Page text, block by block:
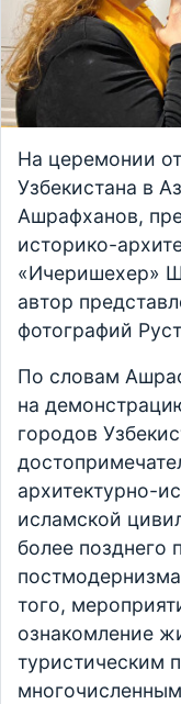
На церемонии
Узбекистана в
Ашрафханов,
историко-
«Ичеришехер»
автор
фотографий
По словам
на
городов
архитектурно-
исламской
более позднего
того,
ознакомление
туристическим